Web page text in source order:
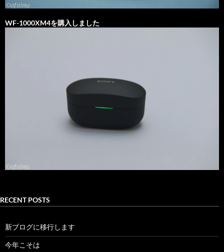
WF-1000XM4を購入しました
RECENT POSTS
新ブログに移行します
今年こそは